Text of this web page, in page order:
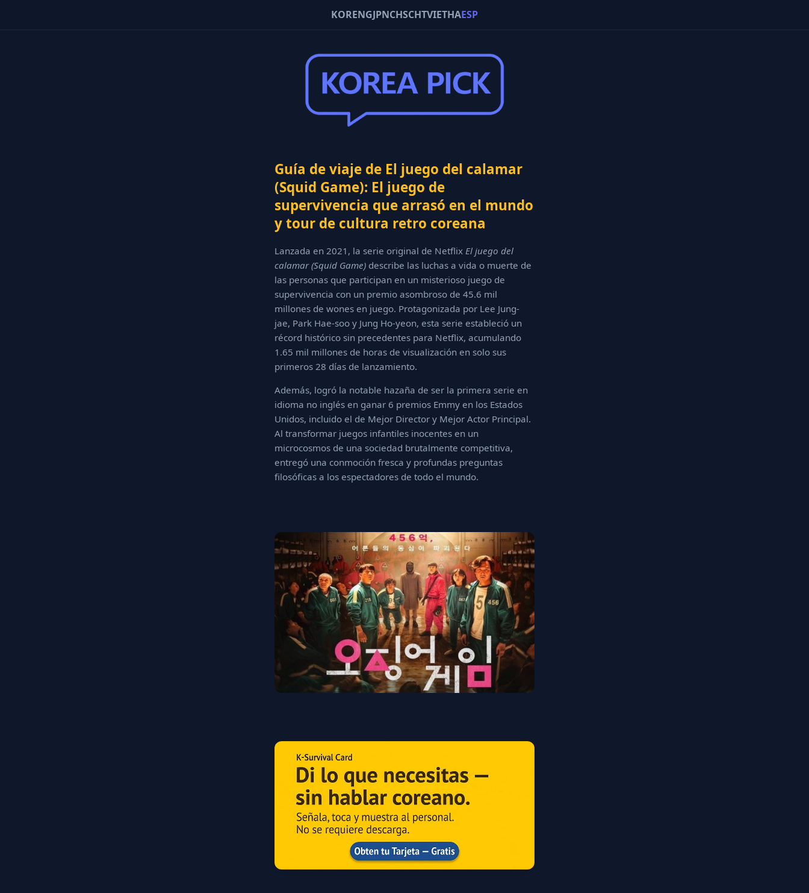
KORENGJPNCHSCHTVIETHAESP
Guía de viaje de El juego del calamar
(Squid Game): El juego de
supervivencia que arrasó en el mundo
y tour de cultura retro coreana
Lanzada en 2021, la serie original de Netflix El juego del
calamar (Squid Game) describe las luchas a vida o muerte de
las personas que participan en un misterioso juego de
supervivencia con un premio asombroso de 45.6 mil
millones de wones en juego. Protagonizada por Lee Jung-
jae, Park Hae-soo y Jung Ho-yeon, esta serie estableció un
récord histórico sin precedentes para Netflix, acumulando
1.65 mil millones de horas de visualización en solo sus
primeros 28 días de lanzamiento.
Además, logró la notable hazaña de ser la primera serie en
idioma no inglés en ganar 6 premios Emmy en los Estados
Unidos, incluido el de Mejor Director y Mejor Actor Principal.
Al transformar juegos infantiles inocentes en un
microcosmos de una sociedad brutalmente competitiva,
entregó una conmoción fresca y profundas preguntas
filosóficas a los espectadores de todo el mundo.